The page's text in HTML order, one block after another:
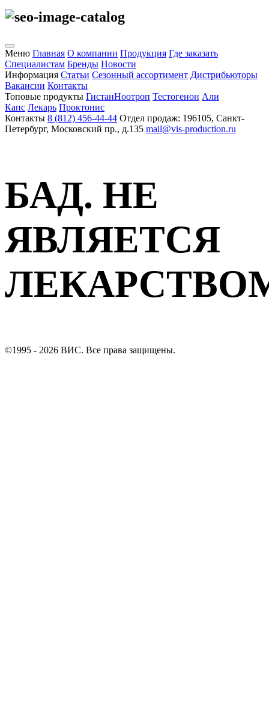
Меню Главная О компании Продукция Где заказать
Специалистам Бренды Новости
Информация Статьи Сезонный ассортимент Дистрибьюторы
Вакансии Контакты
Топовые продукты ГистанНоотроп Тестогенон Али
Капс Лекарь Проктонис
Контакты 8 (812) 456-44-44 Отдел продаж: 196105, Санкт-
Петербург, Московский пр., д.135 mail@vis-production.ru
БАД. НЕ
ЯВЛЯЕТСЯ
©1995 - 2026 ВИС. Все права защищены.